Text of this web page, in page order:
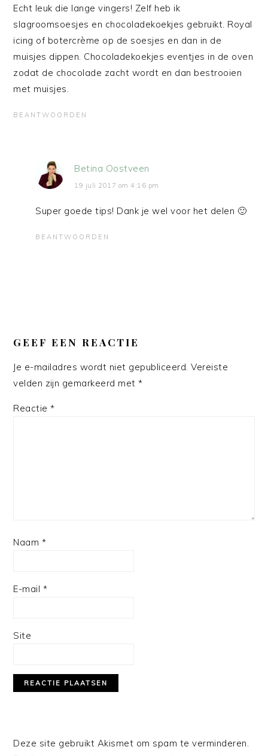
Echt leuk die lange vingers! Zelf heb ik
slagroomsoesjes en chocoladekoekjes gebruikt. Royal
icing of botercrème op de soesjes en dan in de
muisjes dippen. Chocoladekoekjes eventjes in de oven
zodat de chocolade zacht wordt en dan bestrooien
met muisjes.
BEANTWOORDEN
Betina Oostveen
19 juli 2017 om 4:16 pm
Super goede tips! Dank je wel voor het delen 🙂
BEANTWOORDEN
GEEF EEN REACTIE
Je e-mailadres wordt niet gepubliceerd. Vereiste
velden zijn gemarkeerd met*
Reactie*
Naam *
E-mail *
Site
Deze site gebruikt Akismet om spam te verminderen.